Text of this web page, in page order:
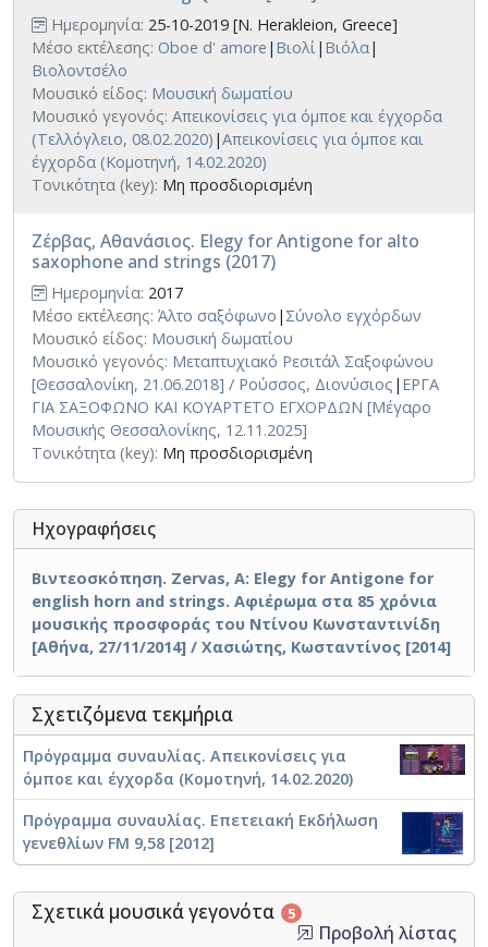
Ημερομηνία: 25-10-2019 [N. Herakleion, Greece]
Μέσο εκτέλεσης: Oboe d' amore | Βιολί| Βιόλα|
Βιολοντσέλο
Μουσικό είδος: Μουσική δωματίου
Μουσικό γεγονός: Απεικονίσεις για όμποε και έγχορδα
(Τελλόγλειο, 08.02.2020) |Απεικονίσεις για όμποε και
έγχορδα (Κομοτηνή, 14.02.2020)
Τονικότητα (key): Μη προσδιορισμένη
Ζέρβας, Αθανάσιος. Elegy for Antigone for alto
saxophone and strings (2017)
Ημερομηνία: 2017
Μέσο εκτέλεσης: Άλτο σαξόφωνο | Σύνολο εγχόρδων
Μουσικό είδος: Μουσική δωματίου
Μουσικό γεγονός: Μεταπτυχιακό Ρεσιτάλ Σαξοφώνου
[Θεσσαλονίκη, 21.06.2018] / Ρούσσος, Διονύσιος | ΕΡΓΑ
ΓΙΑ ΣΑΞΟΦΩΝΟ KAI ΚΟΥΑΡΤΕΤΟ ΕΓΧΟΡΔΩΝ [Μέγαρο
Μουσικής Θεσσαλονίκης, 12.11.2025]
Τονικότητα (key): Μη προσδιορισμένη
Ηχογραφήσεις
Βιντεοσκόπηση. Zervas, A: Elegy for Antigone for
english horn and strings. Αφιέρωμα στα 85 χρόνια
μουσικής προσφοράς του Ντίνου Κωνσταντινίδη
[Αθήνα, 27/11/2014] / Χασιώτης, Κωσταντίνος [2014]
Σχετιζόμενα τεκμήρια
Πρόγραμμα συναυλίας. Απεικονίσεις για
όμποε και έγχορδα (Κομοτηνή, 14.02.2020)
Πρόγραμμα συναυλίας. Επετειακή Εκδήλωση
γενεθλίων FM 9,58 [2012]
Σχετικά μουσικά γεγονότα 5
Προβολή λίστας